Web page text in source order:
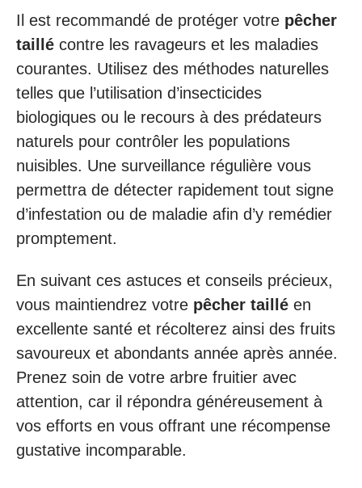
Il est recommandé de protéger votre pêcher
taillé contre les ravageurs et les maladies
courantes. Utilisez des méthodes naturelles
telles que l’utilisation d’insecticides
biologiques ou le recours à des prédateurs
naturels pour contrôler les populations
nuisibles. Une surveillance régulière vous
permettra de détecter rapidement tout signe
d’infestation ou de maladie afin d’y remédier
promptement.
En suivant ces astuces et conseils précieux,
vous maintiendrez votre pêcher taillé en
excellente santé et récolterez ainsi des fruits
savoureux et abondants année après année.
Prenez soin de votre arbre fruitier avec
attention, car il répondra généreusement à
vos efforts en vous offrant une récompense
gustative incomparable.